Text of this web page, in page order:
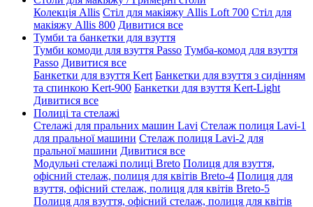
Колекція Allis Стіл для макіяжу Allis Loft 700 Стіл для
макіяжу Allis 800 Дивитися все
Тумби та банкетки для взуття
Тумби комоди для взуття Passo Тумба-комод для взуття
Passo Дивитися все
Банкетки для взуття Kert Банкетки для взуття з сидінням
та спинкою Kert-900 Банкетки для взуття Kert-Light
Дивитися все
Полиці та стелажі
Стелажі для пральних машин Lavi Стелаж полиця Lavi-1
для пральної машини Стелаж полиця Lavi-2 для
пральної машини Дивитися все
Модульні стелажі полиці Breto Полиця для взуття,
офісний стелаж, полиця для квітів Breto-4 Полиця для
взуття, офісний стелаж, полиця для квітів Breto-5
Полиця для взуття, офісний стелаж, полиця для квітів